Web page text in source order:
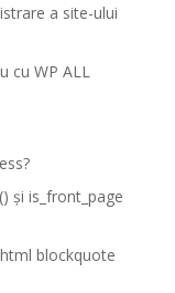
a site-ului
cu WP ALL
și is_front_page
blockquote